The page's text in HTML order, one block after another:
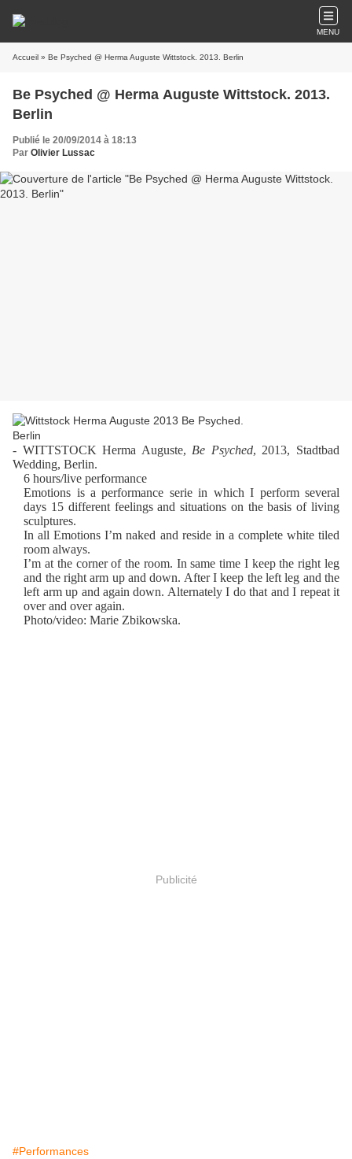
MENU
Accueil » Be Psyched @ Herma Auguste Wittstock. 2013. Berlin
Be Psyched @ Herma Auguste Wittstock. 2013.
Berlin
Publié le 20/09/2014 à 18:13
Par Olivier Lussac
- WITTSTOCK Herma Auguste, Be Psyched, 2013, Stadtbad
Wedding, Berlin.
6 hours/live performance
Emotions is a performance serie in which I perform several
days 15 different feelings and situations on the basis of living
sculptures.
In all Emotions I’m naked and reside in a complete white tiled
room always.
I’m at the corner of the room. In same time I keep the right leg
and the right arm up and down. After I keep the left leg and the
left arm up and again down. Alternately I do that and I repeat it
over and over again.
Photo/video: Marie Zbikowska.
Publicité
#Performances